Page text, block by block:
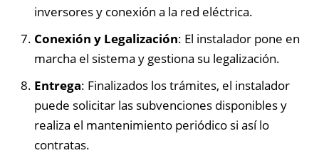
inversores y conexión a la red eléctrica.
Conexión y Legalización: El instalador pone en
marcha el sistema y gestiona su legalización.
Entrega: Finalizados los trámites, el instalador
puede solicitar las subvenciones disponibles y
realiza el mantenimiento periódico si así lo
contratas.